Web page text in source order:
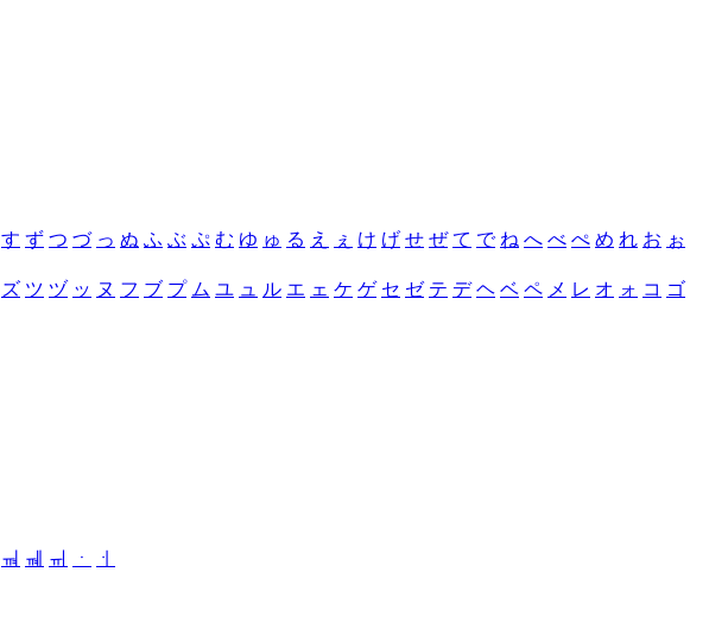
す ず つ づ っ ぬ ふ ぶ ぷ む ゆ ゅ る え ぇ け げ せ ぜ て で ね へ べ ぺ め れ お ぉ
ズ ツ ヅ ッ ヌ フ ブ プ ム ユ ュ ル エ ェ ケ ゲ セ ゼ テ デ ヘ ベ ペ メ レ オ ォ コ ゴ
ㆊ ㆋ ㆌ ㆍ
ㆎ